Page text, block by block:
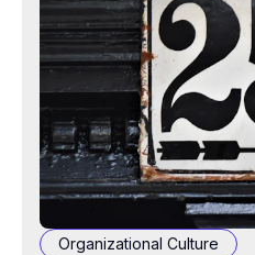
Organizational Culture